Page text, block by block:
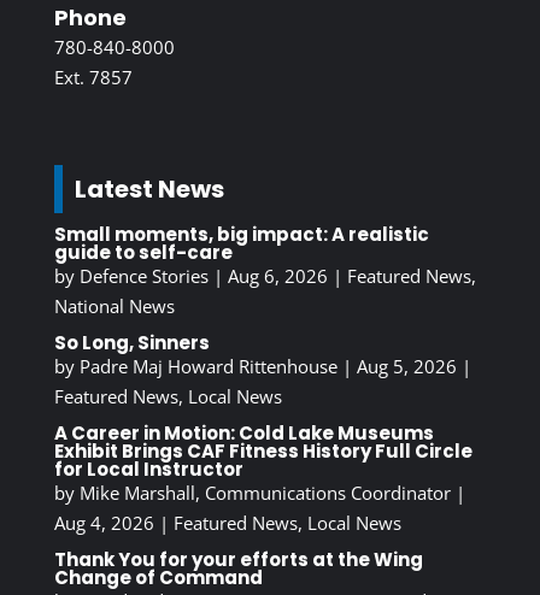
Phone
780-840-8000
Ext. 7857
Latest News
Small moments, big impact: A realistic
guide to self-care
by Defence Stories| Aug 6, 2026 | Featured News,
National News
So Long, Sinners
by Padre Maj Howard Rittenhouse| Aug 5, 2026 |
Featured News, Local News
A Career in Motion: Cold Lake Museums
Exhibit Brings CAF Fitness History Full Circle
for Local Instructor
by Mike Marshall, Communications Coordinator|
Aug 4, 2026 | Featured News, Local News
Thank You for your efforts at the Wing
Change of Command